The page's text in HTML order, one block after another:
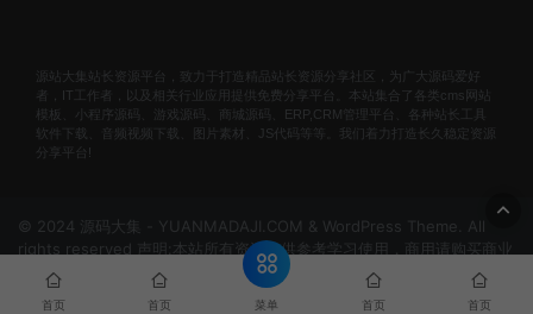
源站大集站长资源平台，致力于打造精品站长资源分享社区，为广大源码爱好
者，IT工作者，以及相关行业应用提供免费分享平台。本站集合了各类cms网站
模板、小程序源码、游戏源码、商城源码、ERP,CRM管理平台、各种站长工具
软件下载、音频视频下载、图片素材、JS代码等等。我们着力打造长久稳定资源
分享平台!
© 2024 源码大集 - YUANMADAJI.COM & WordPress Theme. All
rights reserved 声明:本站所有资源仅供参考学习使用，商用请购买商业
版权！非法使用者自行承担责任！
网站地图
2024074297号-1
首页 首页 菜单 首页 首页